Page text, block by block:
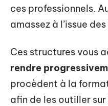
ces professionnels.
amassez à l’issue
Ces structures vous
rendre
procèdent à la
afin de les outiller